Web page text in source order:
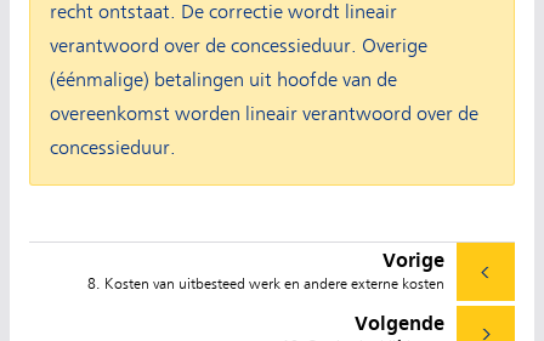
recht ontstaat. De correctie wordt lineair
verantwoord over de concessieduur. Overige
(éénmalige) betalingen uit hoofde van de
overeenkomst worden lineair verantwoord over de
concessieduur.
Vorige
8. Kosten van uitbesteed werk en andere externe kosten
Volgende